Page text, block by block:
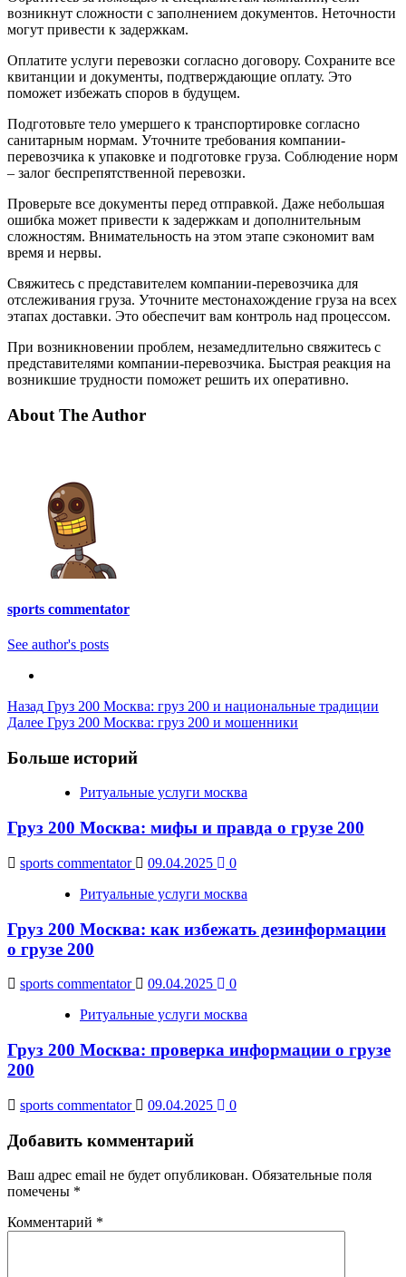
возникнут сложности с заполнением документов. Неточности
могут привести к задержкам.
Оплатите услуги перевозки согласно договору. Сохраните все
квитанции и документы, подтверждающие оплату. Это
поможет избежать споров в будущем.
Подготовьте тело умершего к транспортировке согласно
санитарным нормам. Уточните требования компании-
перевозчика к упаковке и подготовке груза. Соблюдение норм
– залог беспрепятственной перевозки.
Проверьте все документы перед отправкой. Даже небольшая
ошибка может привести к задержкам и дополнительным
сложностям. Внимательность на этом этапе сэкономит вам
время и нервы.
Свяжитесь с представителем компании-перевозчика для
отслеживания груза. Уточните местонахождение груза на всех
этапах доставки. Это обеспечит вам контроль над процессом.
При возникновении проблем, незамедлительно свяжитесь с
представителями компании-перевозчика. Быстрая реакция на
возникшие трудности поможет решить их оперативно.
About The Author
sports commentator
See author's posts
Post
Navigation
Назад Груз 200 Москва: груз 200 и национальные традиции
Далее Груз 200 Москва: груз 200 и мошенники
Больше историй
Ритуальные услуги москва
Груз 200 Москва: мифы и правда о грузе 200
sports commentator 09.04.2025
0
Ритуальные услуги москва
Груз 200 Москва: как избежать дезинформации
о грузе 200
sports commentator 09.04.2025
0
Ритуальные услуги москва
Груз 200 Москва: проверка информации о грузе
200
sports commentator 09.04.2025 0
Добавить комментарий
Ваш адрес email не будет опубликован. Обязательные поля
помечены *
Комментарий *